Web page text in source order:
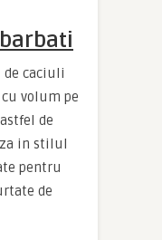
de caciuli
volum pe
de
in stilul
pentru
de